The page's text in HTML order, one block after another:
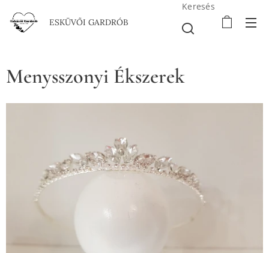
ESKÜVŐI GARDRÓB
Keresés
Menysszonyi Ékszerek